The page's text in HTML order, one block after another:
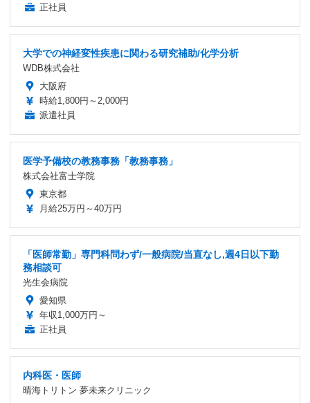
正社員
大学での神経変性疾患に関わる研究補助/化学分析
WDB株式会社
大阪府
時給1,800円～2,000円
派遣社員
医学予備校の教務事務「教務事務」
株式会社富士学院
東京都
月給25万円～40万円
「医師常勤」専門科問わず/一般病院/当直なし,週4日以下勤
務相談可
光生会病院
愛知県
年収1,000万円～
正社員
内科医・医師
晴海トリトン 夢未来クリニック